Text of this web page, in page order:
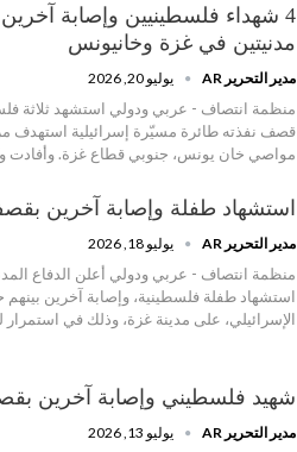
4 شهداء فلسطينيين وإصابة
مدنيتين في غزة وخانيونس
مدير التحرير AR يوليو 20, 2026
منظمة انتصاف - عربي ودولي استشهد ثلاثة
قصف نفذته طائرة مسيّرة إسرائيلية استهدف
مواصي خان يونس، جنوبي قطاع غزة. وأفادت
استشهاد طفلة وإصابة آخرين
مدير التحرير AR يوليو 18, 2026
منظمة انتصاف - عربي ودولي أعلن الدفاع
استشهاد طفلة فلسطينية، وإصابة آخرين
الإسرائيلي، على مدينة غزة، وذلك في
شهيد فلسطيني وإصابة آخرين
مدير التحرير AR يوليو 13, 2026